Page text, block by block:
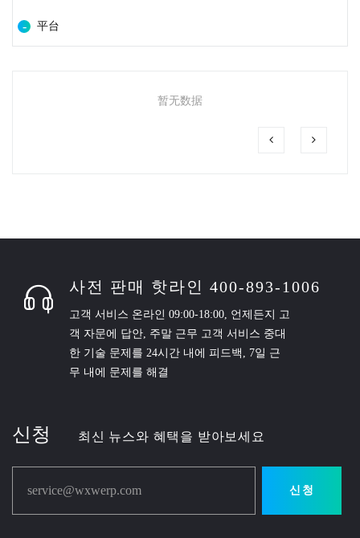
平台
暂无数据
사전 판매 핫라인 400-893-1006
고객 서비스 온라인 09:00-18:00, 언제든지 고
객 자문에 답안, 주말 근무 고객 서비스 중대
한 기술 문제를 24시간 내에 피드백, 7일 근
무 내에 문제를 해결
신청 최신 뉴스와 혜택을 받아보세요
service@wxwerp.com 신청